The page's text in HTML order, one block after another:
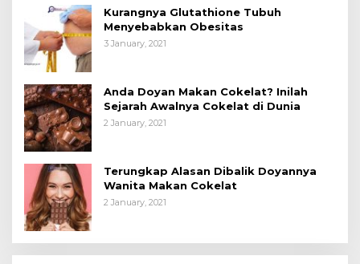
Kurangnya Glutathione Tubuh
Menyebabkan Obesitas
3 January, 2021
Anda Doyan Makan Cokelat? Inilah
Sejarah Awalnya Cokelat di Dunia
2 January, 2021
Terungkap Alasan Dibalik Doyannya
Wanita Makan Cokelat
2 January, 2021